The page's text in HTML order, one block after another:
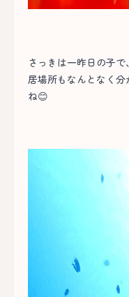
さっきは一昨日の子で
居場所もなんとなく
ね😊